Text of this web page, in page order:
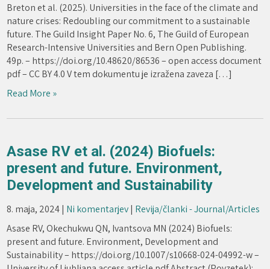
Breton et al. (2025). Universities in the face of the climate and
nature crises: Redoubling our commitment to a sustainable
future. The Guild Insight Paper No. 6, The Guild of European
Research-Intensive Universities and Bern Open Publishing.
49p. – https://doi.org/10.48620/86536 – open access document
pdf – CC BY 4.0 V tem dokumentu je izražena zaveza […]
Read More »
Asase RV et al. (2024) Biofuels:
present and future. Environment,
Development and Sustainability
8. maja, 2024| Ni komentarjev| Revija/članki - Journal/Articles
Asase RV, Okechukwu QN, Ivantsova MN (2024) Biofuels:
present and future. Environment, Development and
Sustainability – https://doi.org/10.1007/s10668-024-04992-w –